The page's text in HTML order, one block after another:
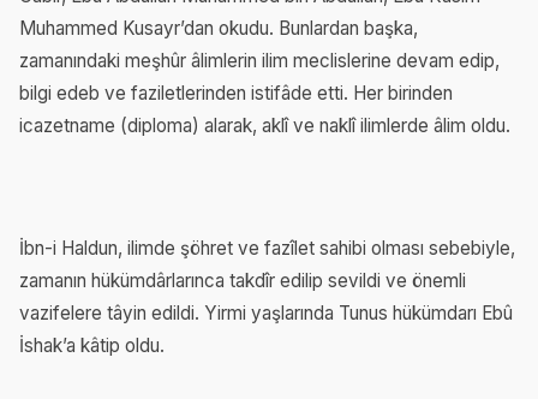
Muhammed Kusayr’dan okudu. Bunlardan başka,
zamanındaki meşhûr âlimlerin ilim meclislerine devam edip,
bilgi edeb ve faziletlerinden istifâde etti. Her birinden
icazetname (diploma) alarak, aklî ve naklî ilimlerde âlim oldu.
İbn-i Haldun, ilimde şöhret ve fazîlet sahibi olması sebebiyle,
zamanın hükümdârlarınca takdîr edilip sevildi ve önemli
vazifelere tâyin edildi. Yirmi yaşlarında Tunus hükümdarı Ebû
İshak’a kâtip oldu.